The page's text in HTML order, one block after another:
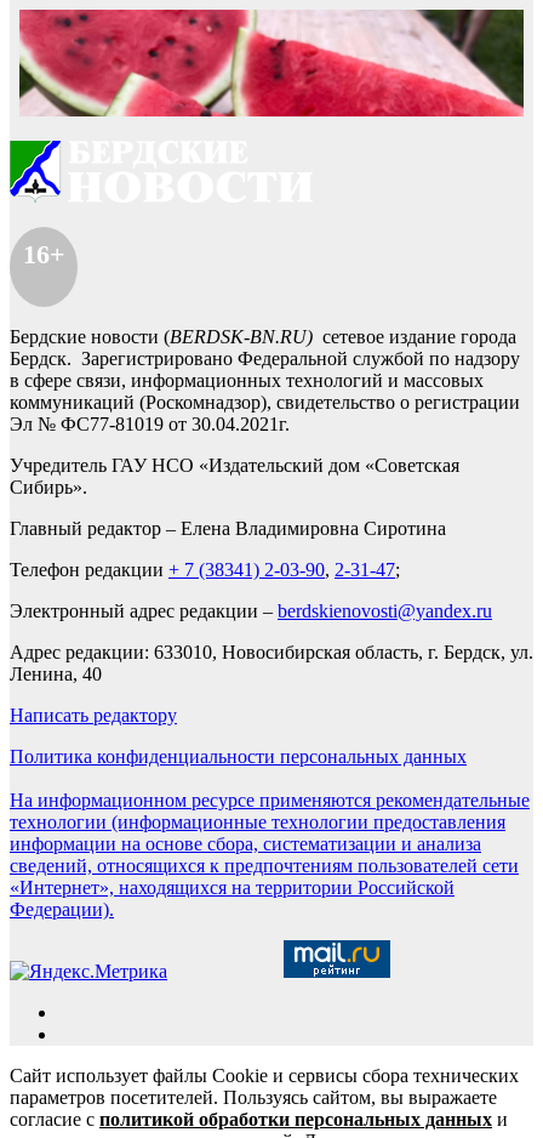
16+
Бердские новости (BERDSK-BN.RU) сетевое издание города
Бердск. Зарегистрировано Федеральной службой по надзору
в сфере связи, информационных технологий и массовых
коммуникаций (Роскомнадзор), свидетельство о регистрации
Эл № ФС77-81019 от 30.04.2021г.
Учредитель ГАУ НСО «Издательский дом «Советская
Сибирь».
Главный редактор – Елена Владимировна Сиротина
Телефон редакции + 7 (38341) 2-03-90, 2-31-47;
Электронный адрес редакции – berdskienovosti@yandex.ru
Адрес редакции: 633010, Новосибирская область, г. Бердск, ул.
Ленина, 40
Написать редактору
Политика конфиденциальности персональных данных
На информационном ресурсе применяются рекомендательные
технологии (информационные технологии предоставления
информации на основе сбора, систематизации и анализа
сведений, относящихся к предпочтениям пользователей сети
«Интернет», находящихся на территории Российской
Федерации).
Сайт использует файлы Cookie и сервисы сбора технических
параметров посетителей. Пользуясь сайтом, вы выражаете
согласие с политикой обработки персональных данных и